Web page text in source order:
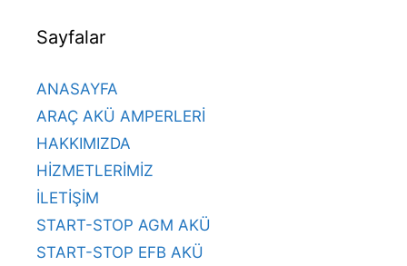
Sayfalar
ANASAYFA
ARAÇ AKÜ AMPERLERİ
HAKKIMIZDA
HİZMETLERİMİZ
İLETİŞİM
START-STOP AGM AKÜ
START-STOP EFB AKÜ